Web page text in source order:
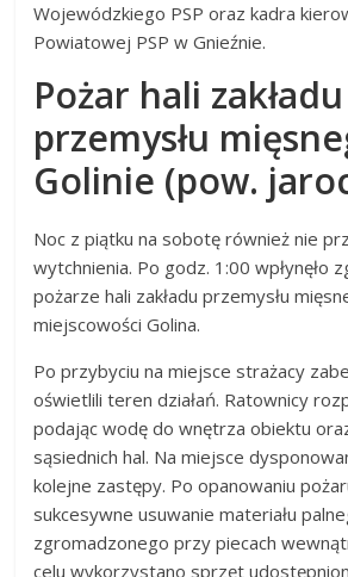
Wojewódzkiego PSP oraz kadra
Powiatowej PSP w Gnieźnie.
Pożar hali zakładu
przemysłu
Golinie (pow.
Noc z piątku na sobotę również nie
wytchnienia. Po godz. 1:00 wpłynęło
pożarze hali zakładu przemysłu
miejscowości Golina.
Po przybyciu na miejsce strażacy
oświetlili teren działań. Ratownicy
podając wodę do wnętrza obiektu
sąsiednich hal. Na miejsce
kolejne zastępy. Po opanowaniu
sukcesywne usuwanie materiału
zgromadzonego przy piecach
celu wykorzystano sprzęt